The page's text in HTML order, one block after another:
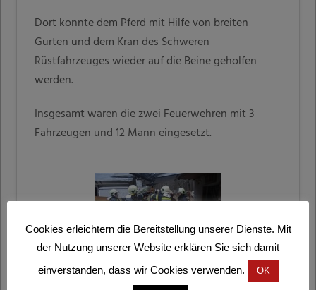
Dort konnte dem Pferd mit Hilfe von breiten
Gurten und dem Kran des Schweren
Rüstfahrzeuges wieder auf die Beine geholfen
werden.
Insgesamt waren die zwei Feuerwehren mit 3
Fahrzeugen und 12 Mann eingesetzt.
Cookies erleichtern die Bereitstellung unserer Dienste. Mit
der Nutzung unserer Website erklären Sie sich damit
einverstanden, dass wir Cookies verwenden.
OK